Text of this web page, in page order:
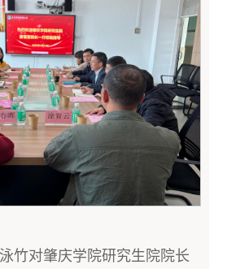
竹对肇庆学院研究生院院长